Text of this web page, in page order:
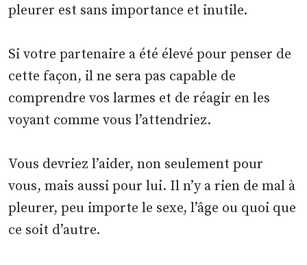
pleurer est sans importance et inutile.
Si votre partenaire a été élevé pour penser de
cette façon, il ne sera pas capable de
comprendre vos larmes et de réagir en les
voyant comme vous l’attendriez.
Vous devriez l’aider, non seulement pour
vous, mais aussi pour lui. Il n’y a rien de mal à
pleurer, peu importe le sexe, l’âge ou quoi que
ce soit d’autre.